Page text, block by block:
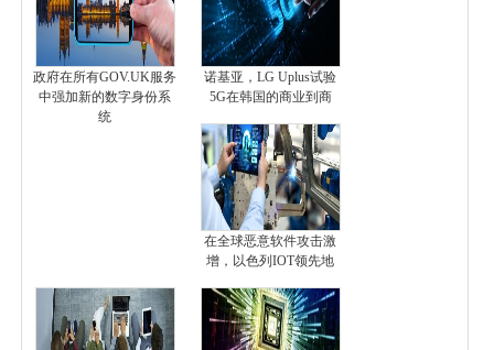
政府在所有GOV.UK服务
中强加新的数字身份系
统
诺基亚，LG Uplus试验
5G在韩国的商业到商
在全球恶意软件攻击激
增，以色列IOT领先地